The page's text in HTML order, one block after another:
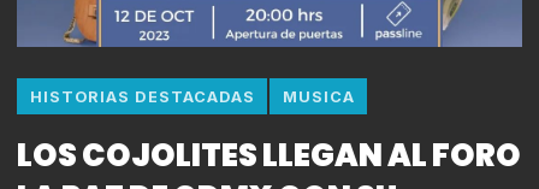
HISTORIAS DESTACADAS MUSICA
LOS COJOLITES LLEGAN AL FORO